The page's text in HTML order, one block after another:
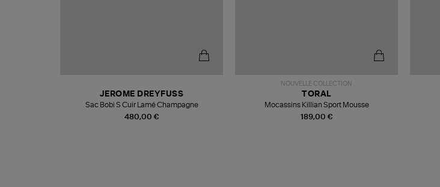
480,00 €
JEROME DREYFUSS
Sac Bobi S Cuir Lamé Champagne
NOUVELLE COLLECTION
189,00 €
TORAL
Mocassins Killian Sport Mousse